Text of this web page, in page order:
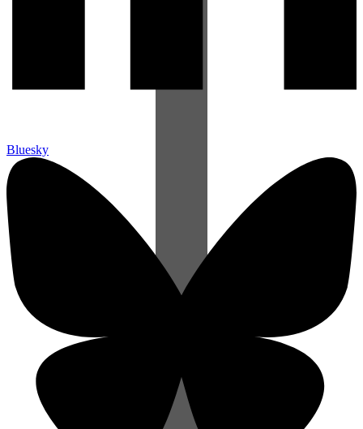
Bluesky